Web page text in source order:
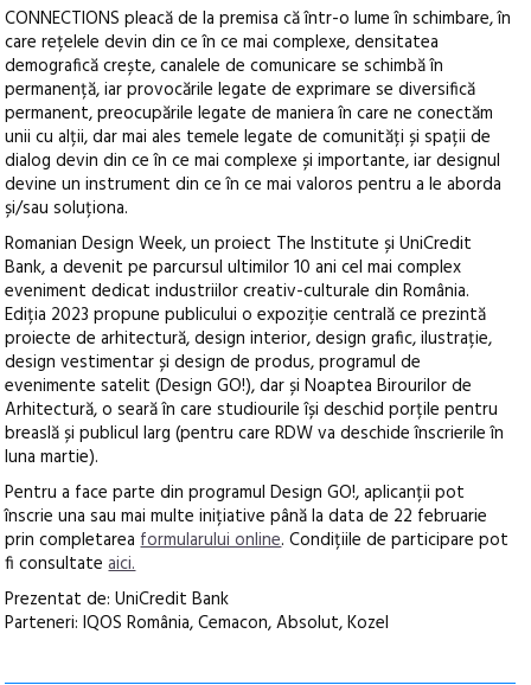
CONNECTIONS pleacă de la premisa că într-o lume în schimbare, în
care rețelele devin din ce în ce mai complexe, densitatea
demografică crește, canalele de comunicare se schimbă în
permanență, iar provocările legate de exprimare se diversifică
permanent, preocupările legate de maniera în care ne conectăm
unii cu alții, dar mai ales temele legate de comunități și spații de
dialog devin din ce în ce mai complexe și importante, iar designul
devine un instrument din ce în ce mai valoros pentru a le aborda
și/sau soluționa.
Romanian Design Week, un proiect The Institute și UniCredit
Bank, a devenit pe parcursul ultimilor 10 ani cel mai complex
eveniment dedicat industriilor creativ-culturale din România.
Ediția 2023 propune publicului o expoziție centrală ce prezintă
proiecte de arhitectură, design interior, design grafic, ilustrație,
design vestimentar și design de produs, programul de
evenimente satelit (Design GO!), dar și Noaptea Birourilor de
Arhitectură, o seară în care studiourile își deschid porțile pentru
breaslă și publicul larg (pentru care RDW va deschide înscrierile în
luna martie).
Pentru a face parte din programul Design GO!, aplicanții pot
înscrie una sau mai multe inițiative până la data de 22 februarie
prin completareaformularului online. Condițiile de participare pot
fi consultateaici.
Prezentat de: UniCredit Bank
Parteneri: IQOS România, Cemacon, Absolut, Kozel